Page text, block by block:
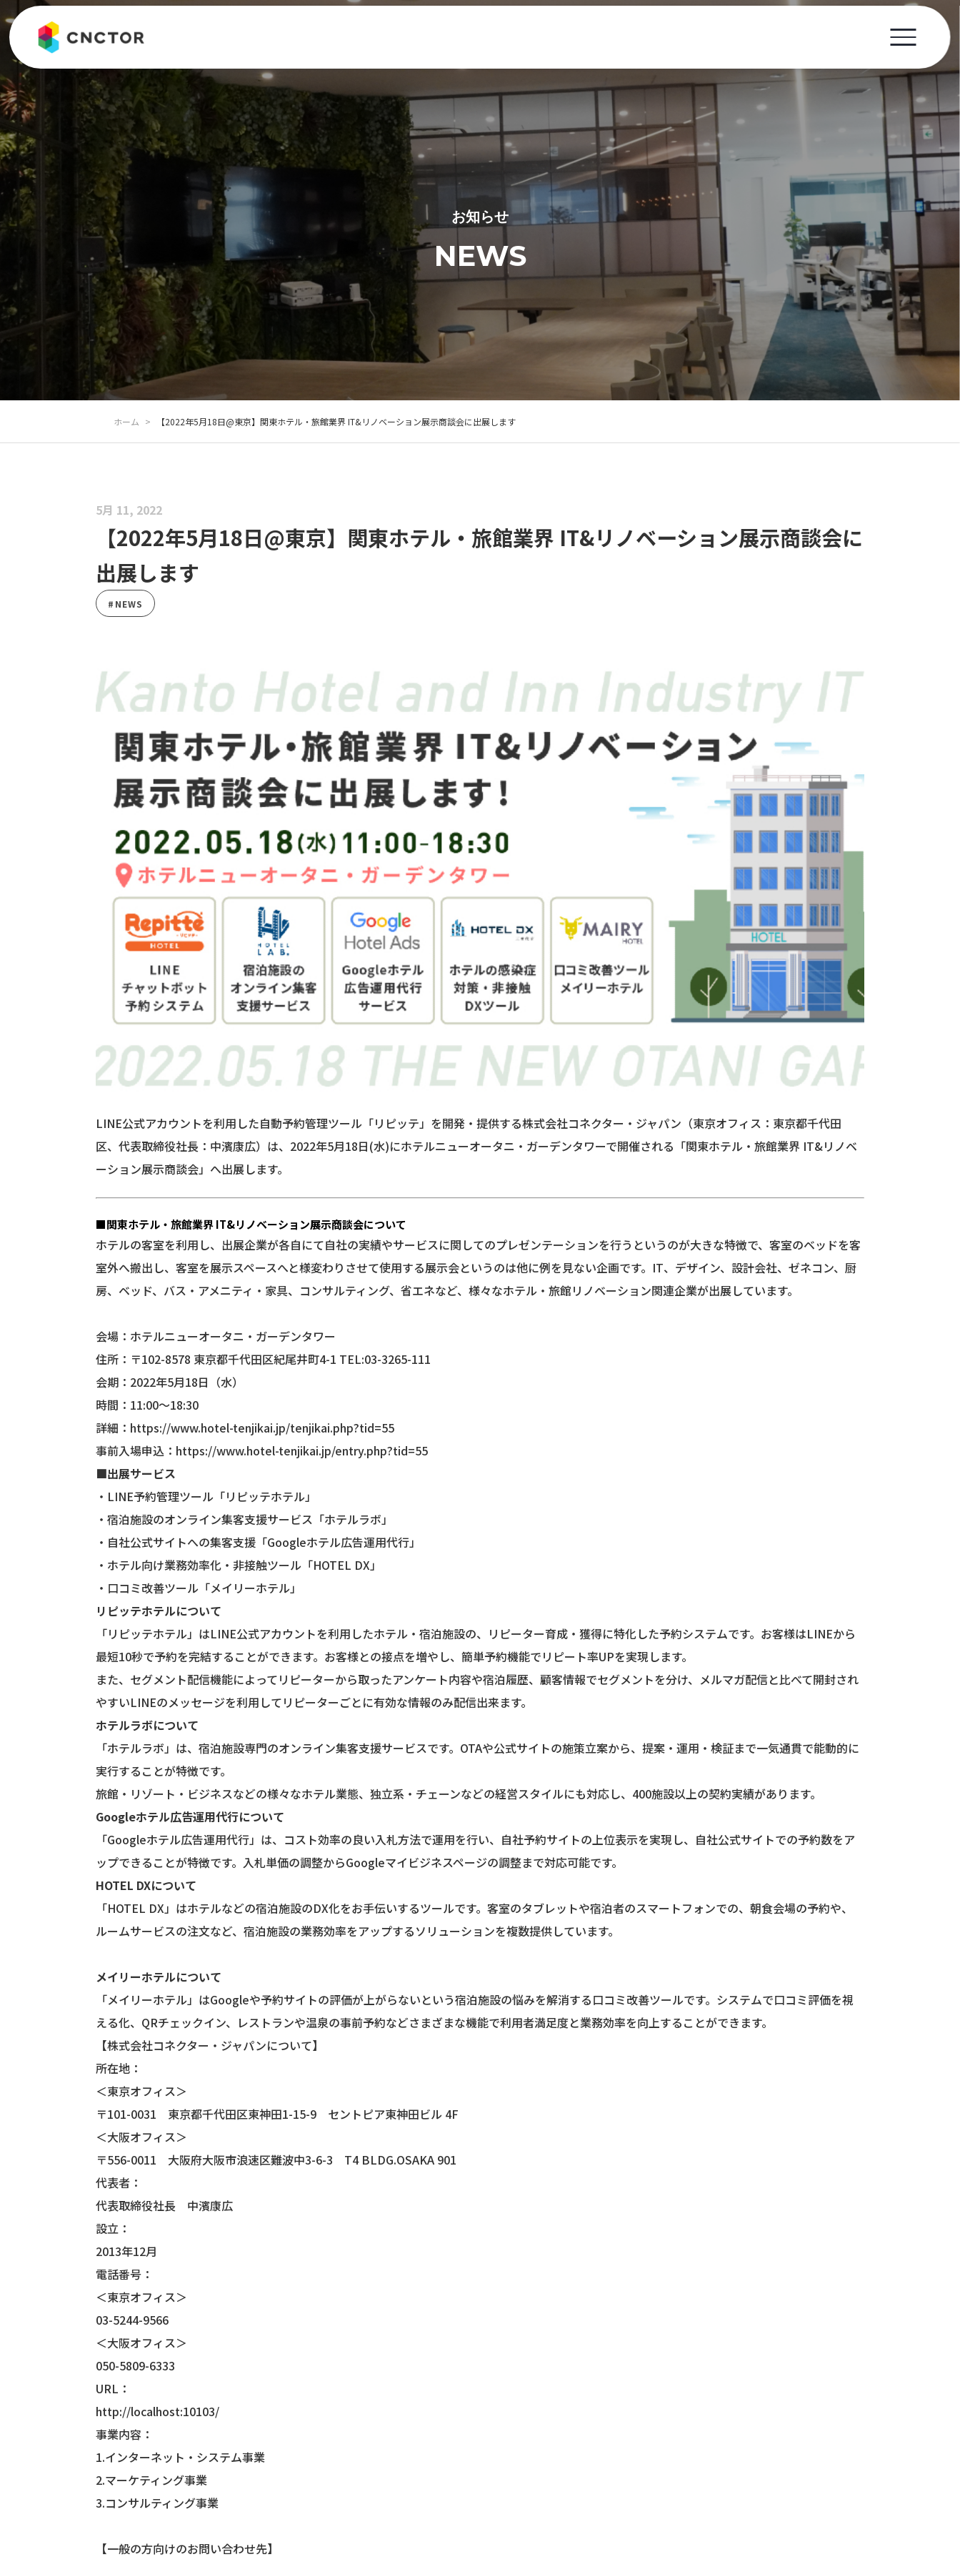
お知らせ
NEWS
ホーム > 【2022年5月18日@東京】関東ホテル・旅館業界 IT&リノベーション展示商談会に出展します
5月 11, 2022
【2022年5月18日@東京】関東ホテル・旅館業界 IT&リノベーション展示商談会に
出展します
#NEWS
LINE公式アカウントを利用した自動予約管理ツール「リピッテ」を開発・提供する株式会社コネクター・ジャパン​​（東京オフィス：東京都千代田
区、代表取締役社長：中濱康広）は、2022年5月18日(水)にホテルニューオータニ・ガーデンタワーで開催される「関東ホテル・旅館業界 IT&リノベ
ーション展示商談会」へ出展します。
■関東ホテル・旅館業界 IT&リノベーション展示商談会について
ホテルの客室を利用し、出展企業が各自にて自社の実績やサービスに関してのプレゼンテーションを行うというのが大きな特徴で、客室のベッドを客
室外へ搬出し、客室を展示スペースへと様変わりさせて使用する展示会というのは他に例を見ない企画です。IT、デザイン、設計会社、ゼネコン、厨
房、ベッド、バス・アメニティ・家具、コンサルティング、省エネなど、様々なホテル・旅館リノベーション関連企業が出展しています。
会場：ホテルニューオータニ・ガーデンタワー
住所：〒102-8578 東京都千代⽥区紀尾井町4-1 TEL:03-3265-111
会期：2022年5月18日（水）
時間：11:00～18:30
詳細： https://www.hotel-tenjikai.jp/tenjikai.php?tid=55
事前入場申込： https://www.hotel-tenjikai.jp/entry.php?tid=55
■出展サービス
・LINE予約管理ツール「リピッテホテル」
・宿泊施設のオンライン集客支援サービス「ホテルラボ」
・自社公式サイトへの集客支援「Googleホテル広告運用代行」
・ホテル向け業務効率化・非接触ツール「HOTEL DX」
・口コミ改善ツール「メイリーホテル」
リピッテホテルについて
「リピッテホテル」はLINE公式アカウントを利用したホテル・宿泊施設の、リピーター育成・獲得に特化した予約システムです。お客様はLINEから
最短10秒で予約を完結することができます。お客様との接点を増やし、簡単予約機能でリピート率UPを実現します。
また、セグメント配信機能によってリピーターから取ったアンケート内容や宿泊履歴、顧客情報でセグメントを分け、メルマガ配信と比べて開封され
やすいLINEのメッセージを利用してリピーターごとに有効な情報のみ配信出来ます。
ホテルラボについて
「ホテルラボ」は、宿泊施設専門のオンライン集客支援サービスです。OTAや公式サイトの施策立案から、提案・運用・検証まで一気通貫で能動的に
実行することが特徴です。
旅館・リゾート・ビジネスなどの様々なホテル業態、独立系・チェーンなどの経営スタイルにも対応し、400施設以上の契約実績があります。
Googleホテル広告運用代行について
「Googleホテル広告運用代行」は、コスト効率の良い入札方法で運用を行い、自社予約サイトの上位表示を実現し、自社公式サイトでの予約数をア
ップできることが特徴です。入札単価の調整からGoogleマイビジネスページの調整まで対応可能です。
HOTEL DXについて
「HOTEL DX」はホテルなどの宿泊施設のDX化をお手伝いするツールです。客室のタブレットや宿泊者のスマートフォンでの、朝食会場の予約や、
ルームサービスの注文など、宿泊施設の業務効率をアップするソリューションを複数提供しています。
メイリーホテルについて
「メイリーホテル」はGoogleや予約サイトの評価が上がらないという宿泊施設の悩みを解消する口コミ改善ツールです。システムで口コミ評価を視
える化、QRチェックイン、レストランや温泉の事前予約などさまざまな機能で利用者満足度と業務効率を向上することができます。
【株式会社コネクター・ジャパンについて】
所在地：
＜東京オフィス＞
〒101-0031 東京都千代田区東神田1-15-9 セントピア東神田ビル 4F
＜大阪オフィス＞
〒556-0011 大阪府大阪市浪速区難波中3-6-3 T4 BLDG.OSAKA 901
代表者：
代表取締役社長 中濱康広
設立：
2013年12月
電話番号：
＜東京オフィス＞
03-5244-9566
＜大阪オフィス＞
050-5809-6333
URL：
http://localhost:10103/
事業内容：
1.インターネット・システム事業
2.マーケティング事業
3.コンサルティング事業
【一般の方向けのお問い合わせ先】